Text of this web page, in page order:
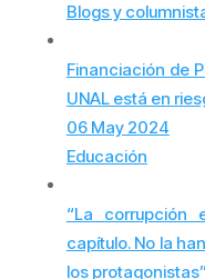
Blogs y
Financiación de
UNAL está en
06 May 2024
Educación
“La corrupción
capítulo. No la
los